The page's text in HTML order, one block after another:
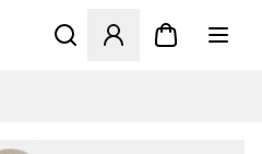
Åbner en Modal til at